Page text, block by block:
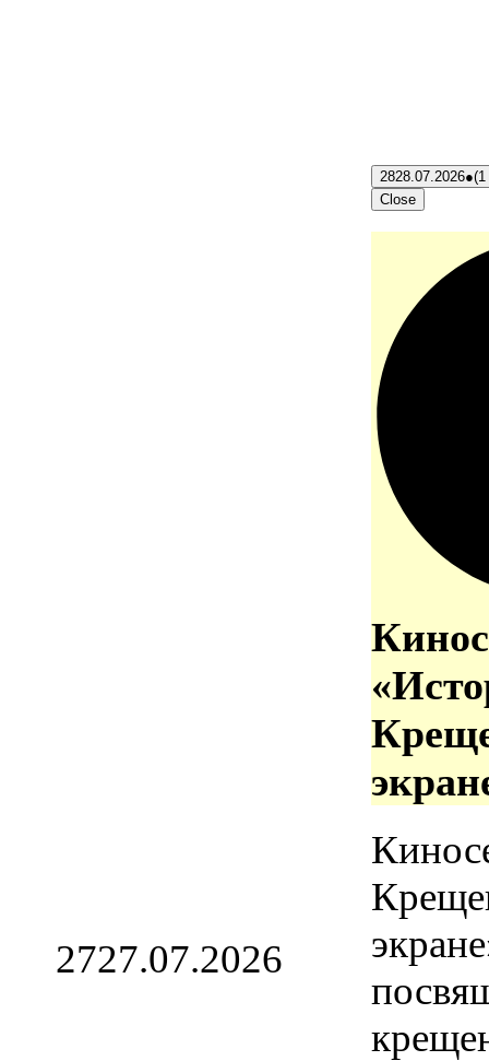
2727.07.2026
2828.07.2026●(1
Close